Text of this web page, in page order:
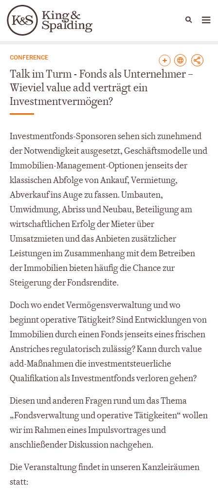
Languages
People Capabilities
News & Insights
CONFERENCE
Talk im Turm - Fonds als Unternehmer –
Wieviel value add verträgt ein
Investmentvermögen?
Investmentfonds-Sponsoren sehen sich zunehmend
der Notwendigkeit ausgesetzt, Geschäftsmodelle und
Immobilien-Management-Optionen jenseits der
klassischen Abfolge von Ankauf, Vermietung,
Abverkauf ins Auge zu fassen. Umbauten,
Umwidmung, Abriss und Neubau, Beteiligung am
wirtschaftlichen Erfolg der Mieter über
Umsatzmieten und das Anbieten zusätzlicher
Leistungen im Zusammenhang mit dem Betreiben
der Immobilien bieten häufig die Chance zur
Steigerung der Fondsrendite.
Doch wo endet Vermögensverwaltung und wo
beginnt operative Tätigkeit? Sind Entwicklungen von
Immobilien durch einen Fonds jenseits eines frischen
Anstriches regulatorisch zulässig? Kann durch value
add-Maßnahmen die investmentsteuerliche
Qualifikation als Investmentfonds verloren gehen?
Diesen und anderen Fragen rund um das Thema
„Fondsverwaltung und operative Tätigkeiten“ wollen
wir im Rahmen eines Impulsvortrages und
anschließender Diskussion nachgehen.
Die Veranstaltung findet in unseren Kanzleiräumen
statt: